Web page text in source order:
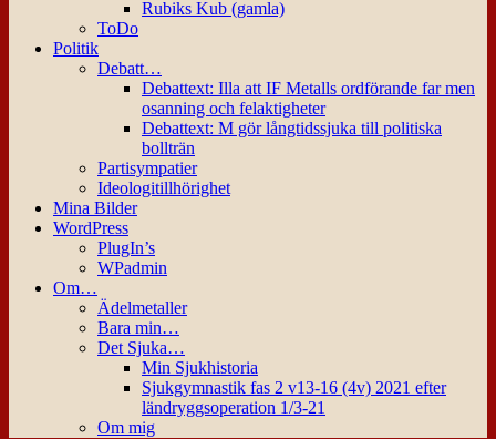
Rubiks Kub (gamla)
ToDo
Politik
Debatt…
Debattext: Illa att IF Metalls ordförande far men
osanning och felaktigheter
Debattext: M gör långtidssjuka till politiska
bollträn
Partisympatier
Ideologitillhörighet
Mina Bilder
WordPress
PlugIn’s
WPadmin
Om…
Ädelmetaller
Bara min…
Det Sjuka…
Min Sjukhistoria
Sjukgymnastik fas 2 v13-16 (4v) 2021 efter
ländryggsoperation 1/3-21
Om mig